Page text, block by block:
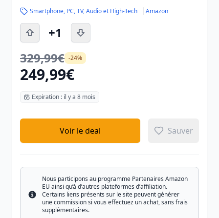
Smartphone, PC, TV, Audio et High-Tech Amazon
+1
329,99€ -24%
249,99€
Expiration : il y a 8 mois
Voir le deal Sauver
Info
Nous participons au programme Partenaires Amazon
EU ainsi qu’à d’autres plateformes d’affiliation.
Certains liens présents sur le site peuvent générer
une commission si vous effectuez un achat, sans frais
supplémentaires.